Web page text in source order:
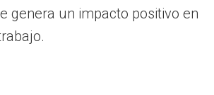
genera un impacto positivo en